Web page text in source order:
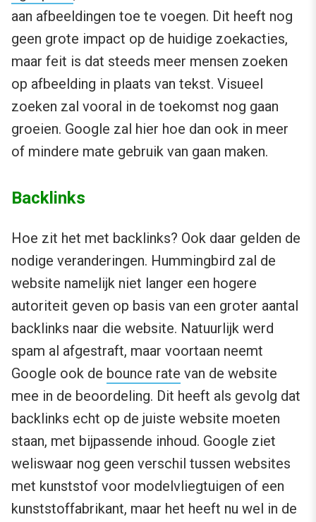
aan afbeeldingen toe te voegen. Dit heeft nog
geen grote impact op de huidige zoekacties,
maar feit is dat steeds meer mensen zoeken
op afbeelding in plaats van tekst. Visueel
zoeken zal vooral in de toekomst nog gaan
groeien. Google zal hier hoe dan ook in meer
of mindere mate gebruik van gaan maken.
Backlinks
Hoe zit het met backlinks? Ook daar gelden de
nodige veranderingen. Hummingbird zal de
website namelijk niet langer een hogere
autoriteit geven op basis van een groter aantal
backlinks naar die website. Natuurlijk werd
spam al afgestraft, maar voortaan neemt
Google ook de bounce rate van de website
mee in de beoordeling. Dit heeft als gevolg dat
backlinks echt op de juiste website moeten
staan, met bijpassende inhoud. Google ziet
weliswaar nog geen verschil tussen websites
met kunststof voor modelvliegtuigen of een
kunststoffabrikant, maar het heeft nu wel in de